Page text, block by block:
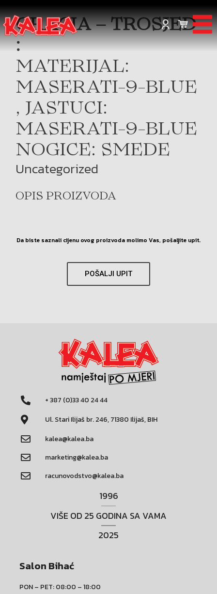
GRACIA – TROSJED
:
MATERIJAL:
MASERATI-9-BLUE
, JASTUCI:
MASERATI-9-BLUE
NOGICE: SMEDE
Uncategorized
OPIS PROIZVODA
Da biste saznali cijenu ovog proizvoda molimo Vas, pošaljite upit.
POŠALJI UPIT
+ 387 (0)33 40 24 44
Ul. Stari Ilijaš br. 246, 71380 Ilijaš, BIH
kalea@kalea.ba
marketing@kalea.ba
racunovodstvo@kalea.ba
1996
VIŠE OD 25 GODINA SA VAMA
2025
Salon Bihać
PON – PET: 08:00 – 18:00